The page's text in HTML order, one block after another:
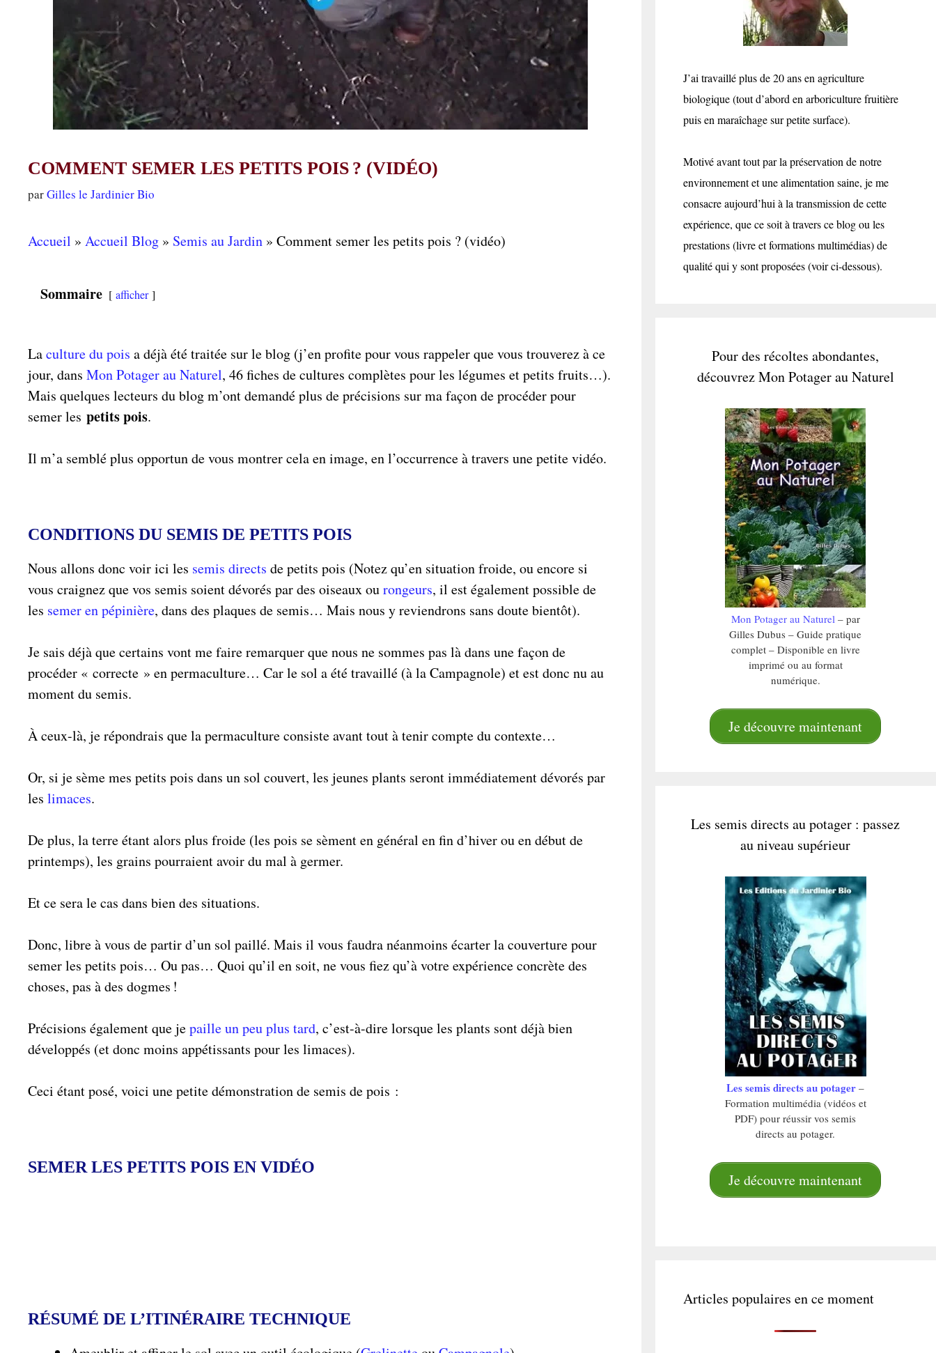
COMMENT SEMER LES PETITS POIS ? (VIDÉO)
parGilles le Jardinier Bio
Accueil » Accueil Blog » Semis au Jardin » Comment semer les petits pois ? (vidéo)
Sommaire afficher
Laculture du pois a déjà été traitée sur le blog (j’en profite pour vous rappeler que vous trouverez à ce
jour, dans Mon Potager au Naturel, 46 fiches de cultures complètes pour les légumes et petits fruits…).
Mais quelques lecteurs du blog m’ont demandé plus de précisions sur ma façon de procéder pour
semer les petits pois.
Il m’a semblé plus opportun de vous montrer cela en image, en l’occurrence à travers une petite vidéo.
CONDITIONS DU SEMIS DE PETITS POIS
Nous allons donc voir ici les semis directs de petits pois (Notez qu’en situation froide, ou encore si
vous craignez que vos semis soient dévorés par des oiseaux ourongeurs, il est également possible de
les semer en pépinière, dans des plaques de semis… Mais nous y reviendrons sans doute bientôt).
Je sais déjà que certains vont me faire remarquer que nous ne sommes pas là dans une façon de
procéder « correcte » en permaculture… Car le sol a été travaillé (à la Campagnole) et est donc nu au
moment du semis.
À ceux-là, je répondrais que la permaculture consiste avant tout à tenir compte du contexte…
Or, si je sème mes petits pois dans un sol couvert, les jeunes plants seront immédiatement dévorés par
les limaces.
De plus, la terre étant alors plus froide (les pois se sèment en général en fin d’hiver ou en début de
printemps), les grains pourraient avoir du mal à germer.
Et ce sera le cas dans bien des situations.
Donc, libre à vous de partir d’un sol paillé. Mais il vous faudra néanmoins écarter la couverture pour
semer les petits pois… Ou pas… Quoi qu’il en soit, ne vous fiez qu’à votre expérience concrète des
choses, pas à des dogmes !
Précisions également que jepaille un peu plus tard, c’est-à-dire lorsque les plants sont déjà bien
développés (et donc moins appétissants pour les limaces).
Ceci étant posé, voici une petite démonstration de semis de pois :
SEMER LES PETITS POIS EN VIDÉO
RÉSUMÉ DE L’ITINÉRAIRE TECHNIQUE
J’ai travaillé plus de 20 ans en agriculture
biologique (tout d’abord en arboriculture fruitière
puis en maraîchage sur petite surface).
Motivé avant tout par la préservation de notre
environnement et une alimentation saine, je me
consacre aujourd’hui à la transmission de cette
expérience, que ce soit à travers ce blog ou les
prestations (livre et formations multimédias) de
qualité qui y sont proposées (voir ci-dessous).
Pour des récoltes abondantes,
découvrez Mon Potager au Naturel
Mon Potager au Naturel – par
Gilles Dubus – Guide pratique
complet – Disponible en livre
imprimé ou au format
numérique.
Je découvre maintenant
Les semis directs au potager : passez
au niveau supérieur
Les semis directs au potager –
Formation multimédia (vidéos et
PDF) pour réussir vos semis
directs au potager.
Je découvre maintenant
Articles populaires en ce moment